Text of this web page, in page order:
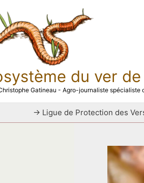
du ver
Gatineau - Agro-journaliste spécialiste
→ Ligue de Protection des